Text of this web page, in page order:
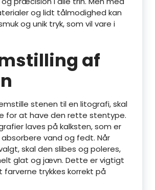
og lidt tålmodighed kan
og unik tryk, som vil vare i
af
stenen til en litografi, skal
for at have den rette stentype.
laves på kalksten, som er
vand og fedt. Når
skal den slibes og poleres,
glat og jævn. Dette er vigtigt
farverne trykkes korrekt på